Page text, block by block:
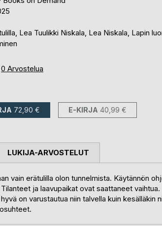
Lea Tuulikki Niskala, Lea Niskala, Lapin
0 Arvostelua
72,90 € E-KIRJA 40,99 €
vain erätulilla olon tunnelmista. Käytännön
ja laavupaikat ovat saattaneet vaihtua.
on varustautua niin talvella kuin kesälläkin
LUKIJA-ARVOSTELUT